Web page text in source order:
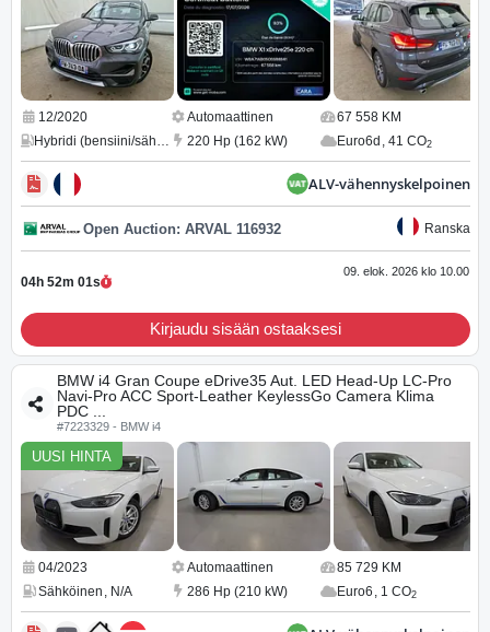
12/2020 Automaattinen
67 558 KM
,1499 cc
220 Hp (162 kW) Euro6d ,41 CO2
ALV-vähennyskelpoinen
Open Auction: ARVAL 116932 Ranska
04h 52m 00s
09. elok. 2026 klo 10.00
Kirjaudu sisään ostaaksesi
BMW i4 Gran Coupe eDrive35 Aut. LED Head-Up LC-Pro
Navi-Pro ACC Sport-Leather KeylessGo Camera Klima
PDC ...
#7223329 - BMW i4
UUSI HINTA
04/2023 Automaattinen
85 729 KM
Sähköinen, N/A 286 Hp (210 kW) Euro6, 1 CO2